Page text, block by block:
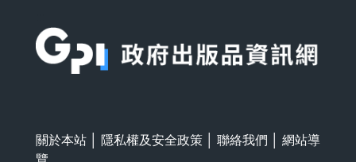
關於本站 隱私權及安全政策 聯絡我們
網站導
覽